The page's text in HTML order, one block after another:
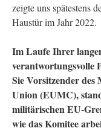
zeigte uns spätestens
Haustür im Jahr 2022.
Im Laufe Ihrer
verantwortungsvolle
Sie Vorsitzender des
Union (EUMC),
militärischen EU-
wie das Komitee